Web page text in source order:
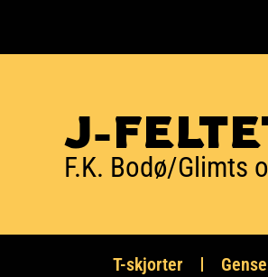
J-
F.K. Bodø/Glimts
T-skjorter